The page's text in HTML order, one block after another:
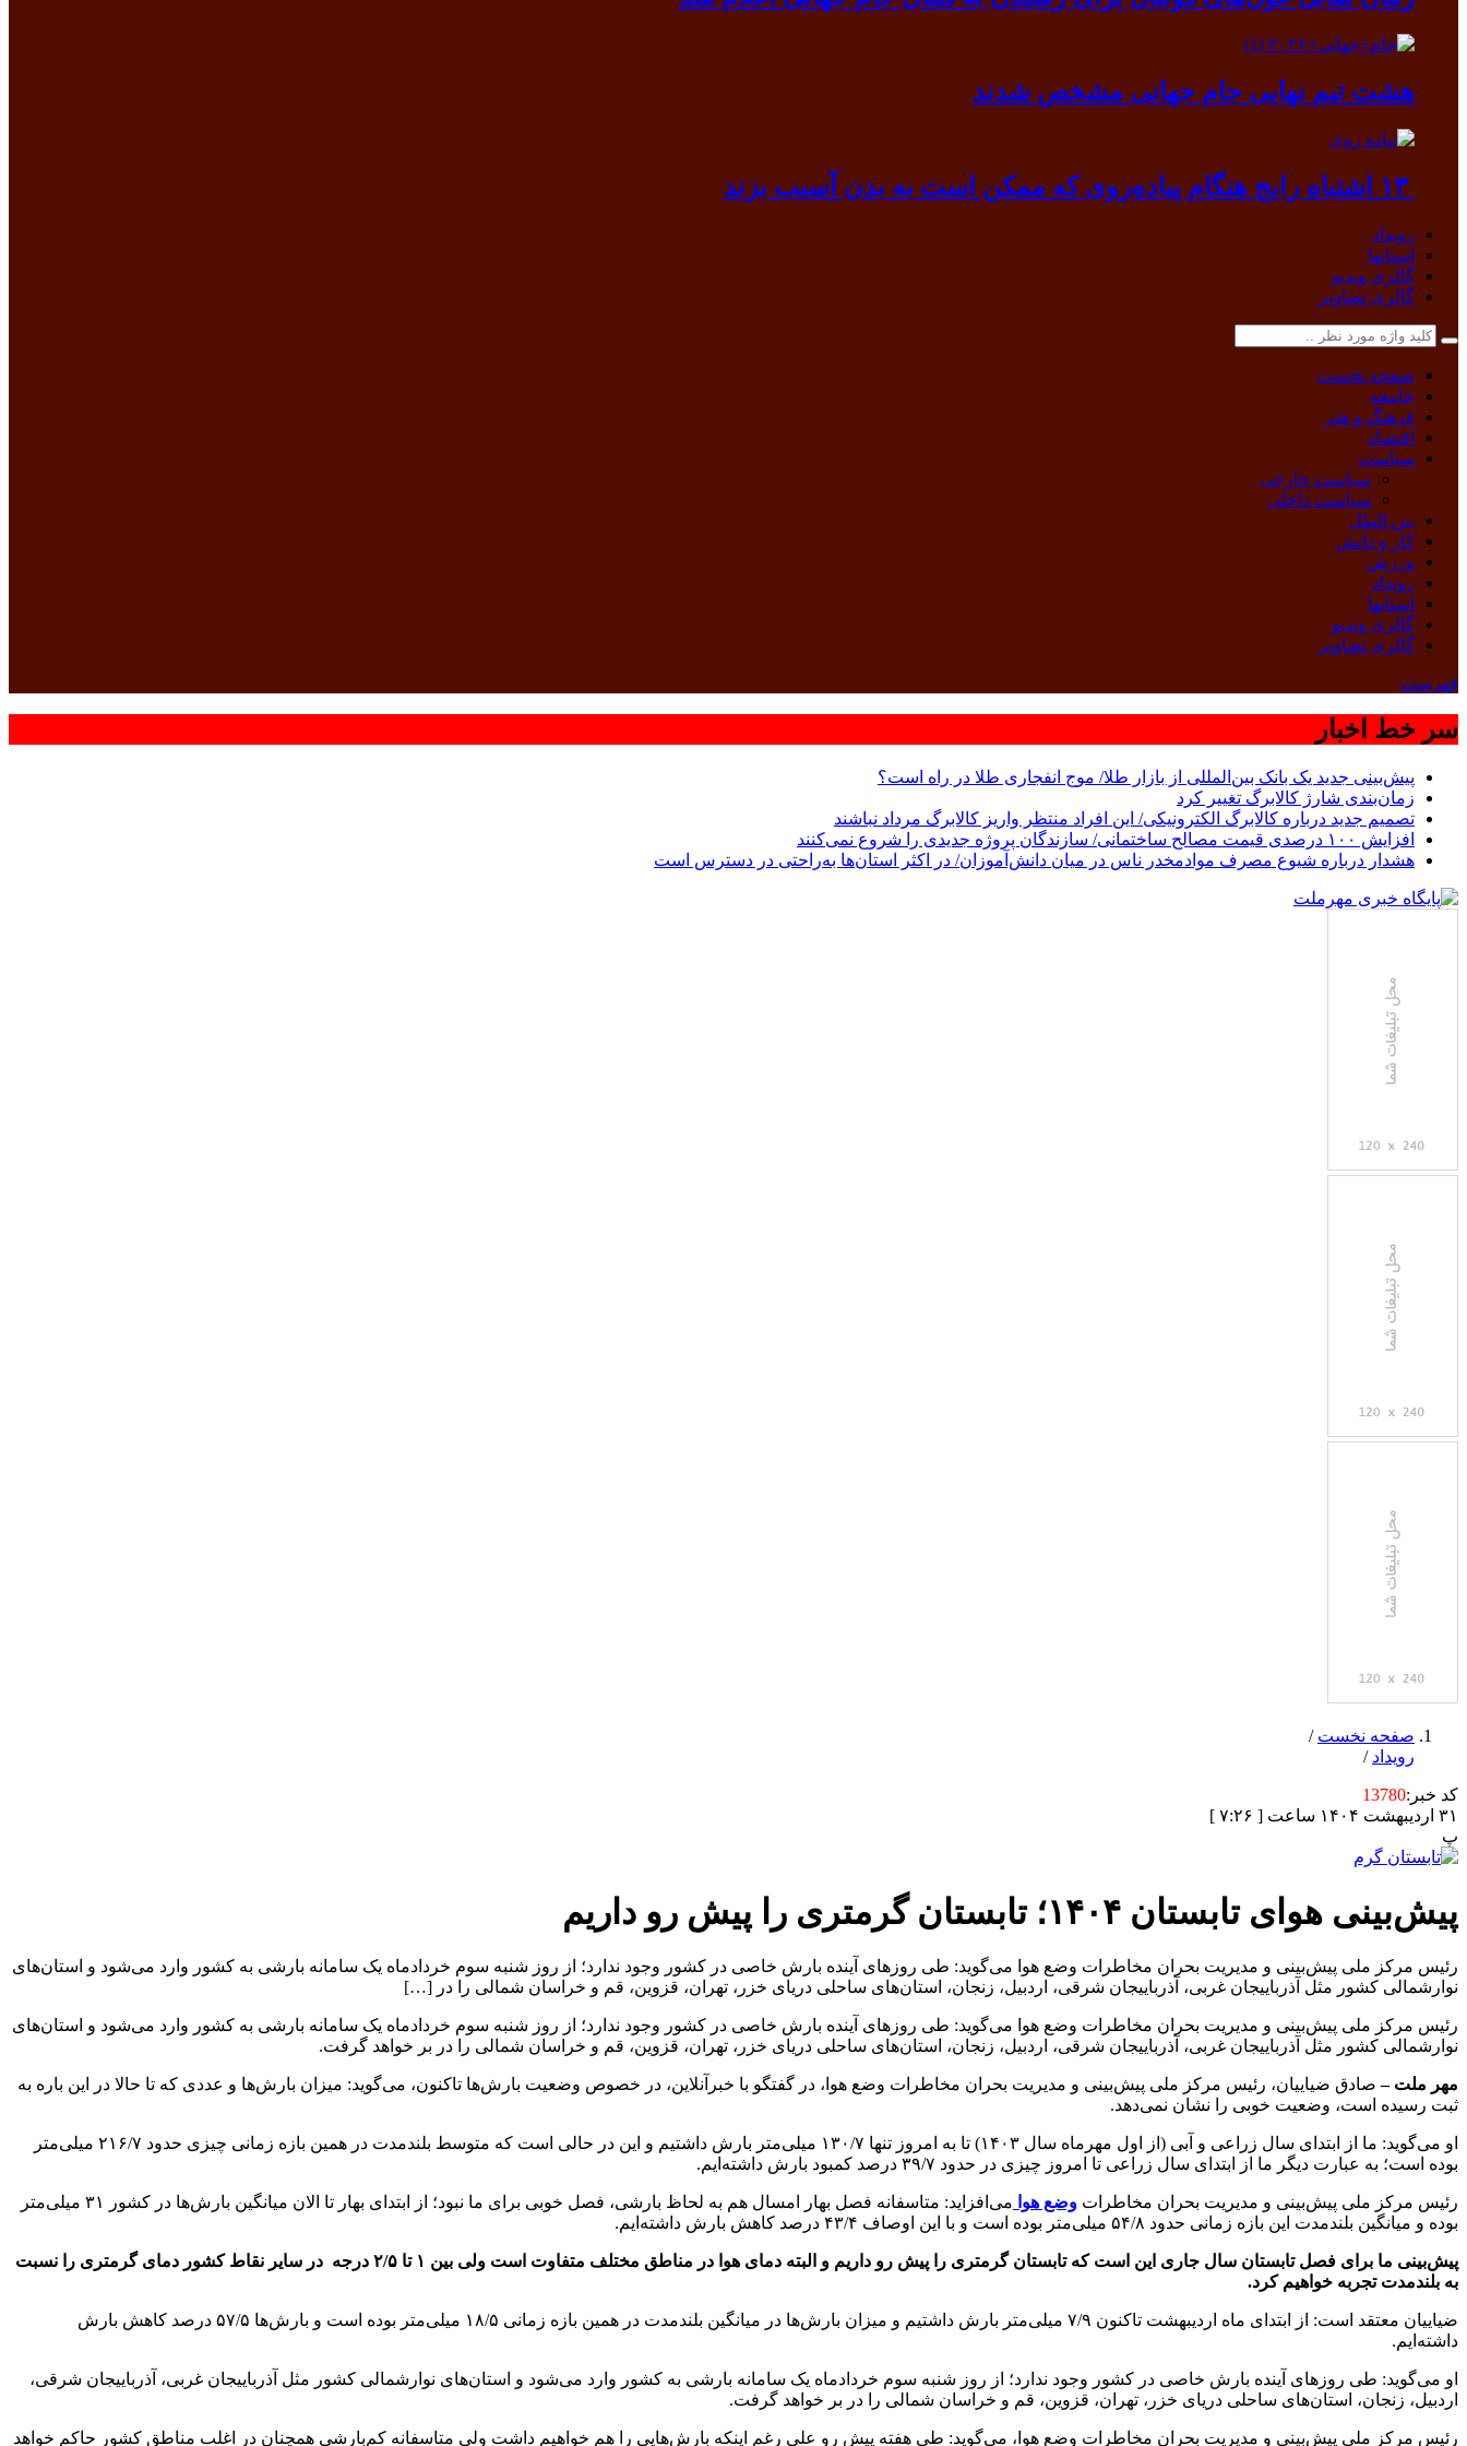
هشت تیم نهایی جام جهانی مشخص شدند
۱۳ اشتباه رایج هنگام پیاده‌روی که ممکن است به بدن آسیب بزند
رویداد
استانها
گالری ویدیو
گالری تصاویر
صفحه نخست
جامعه
فرهنگ و هنر
اقتصاد
سیاست
سیاست خارجی
سیاست داخلی
بین الملل
کار و دانش
ورزش
رویداد
استانها
گالری ویدیو
گالری تصاویر
فهرست
سر خط اخبار
پیش‌بینی جدید یک بانک بین‌المللی از بازار طلا/ موج انفجاری طلا در راه است؟
زمان‌بندی شارژ کالابرگ تغییر کرد
تصمیم جدید درباره کالابرگ الکترونیکی/ این افراد منتظر واریز کالابرگ مرداد نباشند
افزایش ١٠٠ درصدی قیمت مصالح ساختمانی/ سازندگان پروژه جدیدی را شروع نمی‌کنند
هشدار درباره شیوع مصرف موادمخدر ناس در میان دانش‌آموزان/ در اکثر استان‌ها به‌راحتی در دسترس است
صفحه نخست /
رویداد /
کد خبر:13780
۳۱ اردیبهشت ۱۴۰۴ ساعت [ ۷:۲۶ ]
پ
پیش‌بینی هوای تابستان ۱۴۰۴؛ تابستان گرمتری را پیش رو داریم
رئیس مرکز ملی پیش‌بینی و مدیریت بحران مخاطرات وضع هوا می‌گوید: طی روزهای آینده بارش خاصی در کشور وجود ندارد؛ از روز شنبه سوم خردادماه یک سامانه بارشی به کشور وارد می‌شود و استان‌های
نوارشمالی کشور مثل آذرباییجان غربی، آذرباییجان شرقی، اردبیل، زنجان، استان‌های ساحلی دریای خزر، تهران، قزوین، قم و خراسان شمالی را در […]
رئیس مرکز ملی پیش‌بینی و مدیریت بحران مخاطرات وضع هوا می‌گوید: طی روزهای آینده بارش خاصی در کشور وجود ندارد؛ از روز شنبه سوم خردادماه یک سامانه بارشی به کشور وارد می‌شود و استان‌های
نوارشمالی کشور مثل آذرباییجان غربی، آذرباییجان شرقی، اردبیل، زنجان، استان‌های ساحلی دریای خزر، تهران، قزوین، قم و خراسان شمالی را در بر خواهد گرفت.
مهر ملت –صادق ضیاییان، رئیس مرکز ملی پیش‌بینی و مدیریت بحران مخاطرات وضع هوا، در گفتگو با خبرآنلاین، در خصوص وضعیت بارش‌ها تاکنون، می‌گوید: میزان بارش‌ها و عددی که تا حالا در این باره به
ثبت رسیده است‌، وضعیت خوبی را نشان نمی‌دهد.
او می‌گوید: ما از ابتدای سال زراعی و آبی (از اول مهرماه سال ۱۴۰۳) تا به امروز تنها ۱۳۰/۷ میلی‌متر بارش داشتیم و این در حالی است که متوسط بلندمدت در همین بازه زمانی چیزی حدود ۲۱۶/۷ میلی‌متر
بوده است؛ به عبارت دیگر ما از ابتدای سال زراعی تا امروز چیزی در حدود ۳۹/۷ درصد کمبود بارش داشته‌ایم.
رئیس مرکز ملی پیش‌بینی و مدیریت بحران مخاطرات وضع هوا
می‌افزاید: متاسفانه فصل بهار امسال هم به لحاظ بارشی، فصل خوبی برای ما نبود؛ از ابتدای بهار تا الان میانگین بارش‌ها در کشور ۳۱ میلی‌متر
بوده و میانگین بلندمدت این بازه زمانی حدود ۵۴/۸ میلی‌متر بوده است و با این اوصاف ۴۳/۴ درصد کاهش بارش داشته‌ایم.
پیش‌بینی ما برای فصل تابستان سال جاری این است که تابستان گرمتری را پیش رو داریم و البته دمای هوا در مناطق مختلف متفاوت است ولی بین ۱ تا ۲/۵ درجه در سایر نقاط کشور دمای گرمتری را نسبت
به بلندمدت تجربه خواهیم کرد.
ضیاییان معتقد است: از ابتدای ماه اردیبهشت تاکنون ۷/۹ میلی‌متر بارش داشتیم و میزان بارش‌ها در میانگین بلندمدت در همین بازه زمانی ۱۸/۵ میلی‌متر بوده است و بارش‌ها ۵۷/۵ درصد کاهش بارش
داشته‌ایم.
او می‌گوید: طی روزهای آینده بارش خاصی در کشور وجود ندارد؛ از روز شنبه سوم خردادماه یک سامانه بارشی به کشور وارد می‌شود و استان‌های نوارشمالی کشور مثل آذرباییجان غربی، آذرباییجان شرقی،
اردبیل، زنجان، استان‌های ساحلی دریای خزر، تهران، قزوین، قم و خراسان شمالی را در بر خواهد گرفت.
رئیس مرکز ملی پیش‌بینی و مدیریت بحران مخاطرات وضع هوا، می‌گوید: طی هفته پیش رو علی رغم اینکه بارش‌هایی را هم خواهیم داشت ولی متاسفانه کم‌بارشی همچنان در اغلب مناطق کشور حاکم خواهد